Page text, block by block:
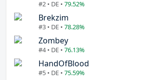
#2 • DE • 79.52%
Brekzim
#3 • DE • 78.28%
Zombey
#4 • DE • 76.13%
HandOfBlood
#5 • DE • 75.59%